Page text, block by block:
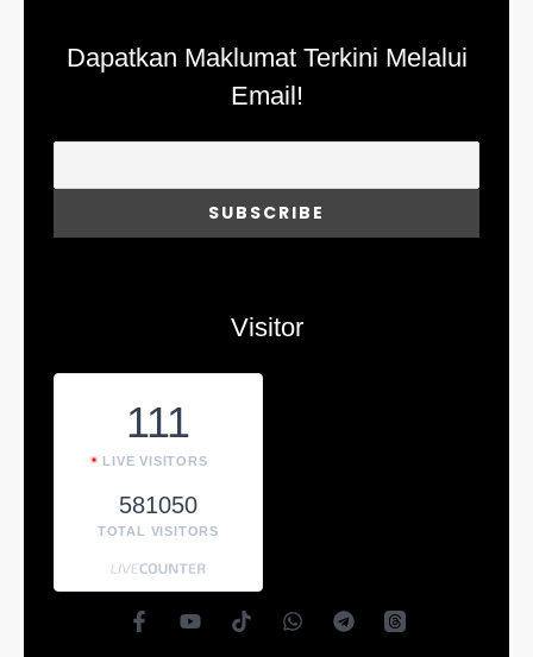
Dapatkan Maklumat Terkini Melalui
Email!
Visitor
111
LIVE VISITORS
581050
TOTAL VISITORS